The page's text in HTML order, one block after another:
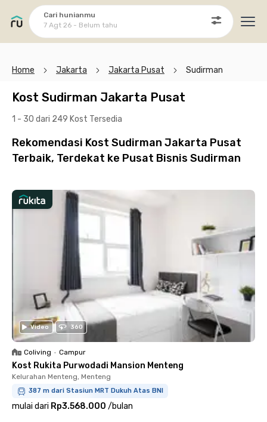
Cari hunianmu
7 Agt 26 - Belum tahu
Home Jakarta Jakarta Pusat Sudirman
Kost Sudirman Jakarta Pusat
1 - 30 dari 249 Kost Tersedia
Rekomendasi Kost Sudirman Jakarta Pusat
Terbaik, Terdekat ke Pusat Bisnis Sudirman
Video 360
Coliving • Campur
Kost Rukita Purwodadi Mansion Menteng
Kelurahan Menteng, Menteng
387 m dari Stasiun MRT Dukuh Atas BNI
mulai dari Rp3.568.000 /bulan